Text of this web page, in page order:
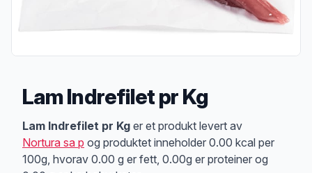
Lam Indrefilet pr Kg
Produktbeskrivelse
Lam Indrefilet pr Kg er et produkt levert av
Nortura sa p og produktet inneholder 0.00 kcal per
100g, hvorav 0.00 g er fett, 0.00g er proteiner og